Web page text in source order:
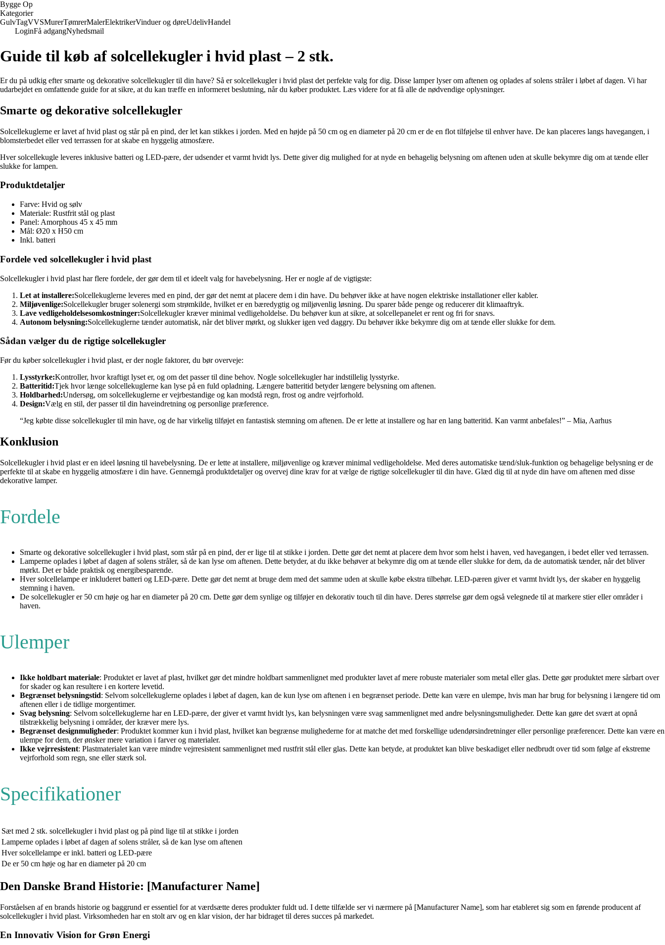
Bygge Op
Kategorier
GulvTagVVSMurerTømrerMalerElektrikerVinduer og døreUdelivHandel
LoginFå adgangNyhedsmail
Guide til køb af solcellekugler i hvid plast – 2 stk.
Er du på udkig efter smarte og dekorative solcellekugler til din have? Så er solcellekugler i hvid plast det perfekte valg for dig. Disse lamper lyser om aftenen og oplades af solens stråler i løbet af dagen. Vi har
udarbejdet en omfattende guide for at sikre, at du kan træffe en informeret beslutning, når du køber produktet. Læs videre for at få alle de nødvendige oplysninger.
Smarte og dekorative solcellekugler
Solcellekuglerne er lavet af hvid plast og står på en pind, der let kan stikkes i jorden. Med en højde på 50 cm og en diameter på 20 cm er de en flot tilføjelse til enhver have. De kan placeres langs havegangen, i
blomsterbedet eller ved terrassen for at skabe en hyggelig atmosfære.
Hver solcellekugle leveres inklusive batteri og LED-pære, der udsender et varmt hvidt lys. Dette giver dig mulighed for at nyde en behagelig belysning om aftenen uden at skulle bekymre dig om at tænde eller
slukke for lampen.
Produktdetaljer
Farve: Hvid og sølv
Materiale: Rustfrit stål og plast
Panel: Amorphous 45 x 45 mm
Mål: Ø20 x H50 cm
Inkl. batteri
Fordele ved solcellekugler i hvid plast
Solcellekugler i hvid plast har flere fordele, der gør dem til et ideelt valg for havebelysning. Her er nogle af de vigtigste:
Let at installere:Solcellekuglerne leveres med en pind, der gør det nemt at placere dem i din have. Du behøver ikke at have nogen elektriske installationer eller kabler.
Miljøvenlige:Solcellekugler bruger solenergi som strømkilde, hvilket er en bæredygtig og miljøvenlig løsning. Du sparer både penge og reducerer dit klimaaftryk.
Lave vedligeholdelsesomkostninger:Solcellekugler kræver minimal vedligeholdelse. Du behøver kun at sikre, at solcellepanelet er rent og fri for snavs.
Autonom belysning:Solcellekuglerne tænder automatisk, når det bliver mørkt, og slukker igen ved daggry. Du behøver ikke bekymre dig om at tænde eller slukke for dem.
Sådan vælger du de rigtige solcellekugler
Før du køber solcellekugler i hvid plast, er der nogle faktorer, du bør overveje:
Lysstyrke:Kontroller, hvor kraftigt lyset er, og om det passer til dine behov. Nogle solcellekugler har indstillelig lysstyrke.
Batteritid:Tjek hvor længe solcellekuglerne kan lyse på en fuld opladning. Længere batteritid betyder længere belysning om aftenen.
Holdbarhed:Undersøg, om solcellekuglerne er vejrbestandige og kan modstå regn, frost og andre vejrforhold.
Design:Vælg en stil, der passer til din haveindretning og personlige præference.
“Jeg købte disse solcellekugler til min have, og de har virkelig tilføjet en fantastisk stemning om aftenen. De er lette at installere og har en lang batteritid. Kan varmt anbefales!” – Mia, Aarhus
Konklusion
Solcellekugler i hvid plast er en ideel løsning til havebelysning. De er lette at installere, miljøvenlige og kræver minimal vedligeholdelse. Med deres automatiske tænd/sluk-funktion og behagelige belysning er de
perfekte til at skabe en hyggelig atmosfære i din have. Gennemgå produktdetaljer og overvej dine krav for at vælge de rigtige solcellekugler til din have. Glæd dig til at nyde din have om aftenen med disse
dekorative lamper.
Fordele
Smarte og dekorative solcellekugler i hvid plast, som står på en pind, der er lige til at stikke i jorden. Dette gør det nemt at placere dem hvor som helst i haven, ved havegangen, i bedet eller ved terrassen.
Lamperne oplades i løbet af dagen af solens stråler, så de kan lyse om aftenen. Dette betyder, at du ikke behøver at bekymre dig om at tænde eller slukke for dem, da de automatisk tænder, når det bliver
mørkt. Det er både praktisk og energibesparende.
Hver solcellelampe er inkluderet batteri og LED-pære. Dette gør det nemt at bruge dem med det samme uden at skulle købe ekstra tilbehør. LED-pæren giver et varmt hvidt lys, der skaber en hyggelig
stemning i haven.
De solcellekugler er 50 cm høje og har en diameter på 20 cm. Dette gør dem synlige og tilføjer en dekorativ touch til din have. Deres størrelse gør dem også velegnede til at markere stier eller områder i
haven.
Ulemper
Ikke holdbart materiale: Produktet er lavet af plast, hvilket gør det mindre holdbart sammenlignet med produkter lavet af mere robuste materialer som metal eller glas. Dette gør produktet mere sårbart over
for skader og kan resultere i en kortere levetid.
Begrænset belysningstid: Selvom solcellekuglerne oplades i løbet af dagen, kan de kun lyse om aftenen i en begrænset periode. Dette kan være en ulempe, hvis man har brug for belysning i længere tid om
aftenen eller i de tidlige morgentimer.
Svag belysning: Selvom solcellekuglerne har en LED-pære, der giver et varmt hvidt lys, kan belysningen være svag sammenlignet med andre belysningsmuligheder. Dette kan gøre det svært at opnå
tilstrækkelig belysning i områder, der kræver mere lys.
Begrænset designmuligheder: Produktet kommer kun i hvid plast, hvilket kan begrænse mulighederne for at matche det med forskellige udendørsindretninger eller personlige præferencer. Dette kan være en
ulempe for dem, der ønsker mere variation i farver og materialer.
Ikke vejrresistent: Plastmaterialet kan være mindre vejrresistent sammenlignet med rustfrit stål eller glas. Dette kan betyde, at produktet kan blive beskadiget eller nedbrudt over tid som følge af ekstreme
vejrforhold som regn, sne eller stærk sol.
Specifikationer
Sæt med 2 stk. solcellekugler i hvid plast og på pind lige til at stikke i jorden
Lamperne oplades i løbet af dagen af solens stråler, så de kan lyse om aftenen
Hver solcellelampe er inkl. batteri og LED-pære
De er 50 cm høje og har en diameter på 20 cm
Den Danske Brand Historie: [Manufacturer Name]
Forståelsen af en brands historie og baggrund er essentiel for at værdsætte deres produkter fuldt ud. I dette tilfælde ser vi nærmere på [Manufacturer Name], som har etableret sig som en førende producent af
solcellekugler i hvid plast. Virksomheden har en stolt arv og en klar vision, der har bidraget til deres succes på markedet.
En Innovativ Vision for Grøn Energi